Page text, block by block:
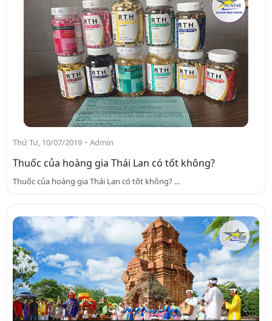
Thứ Tư, 10/07/2019 - Admin
Thuốc của hoàng gia Thái Lan có tốt không?
Thuốc của hoàng gia Thái Lan có tốt không? ...